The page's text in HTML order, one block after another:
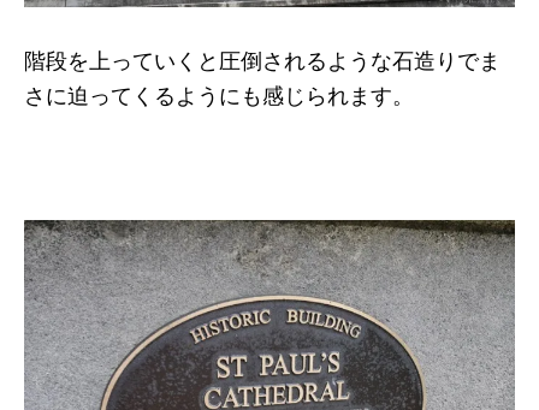
階段を上っていくと圧倒されるような石造りでま
さに迫ってくるようにも感じられます。